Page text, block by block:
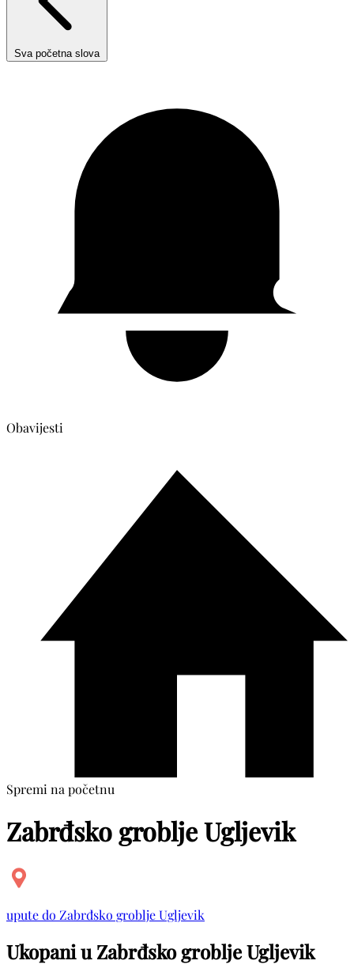
Sva početna slova
Obavijesti
Spremi na početnu
Zabrđsko groblje Ugljevik
upute do Zabrđsko groblje Ugljevik
Ukopani u Zabrđsko groblje Ugljevik